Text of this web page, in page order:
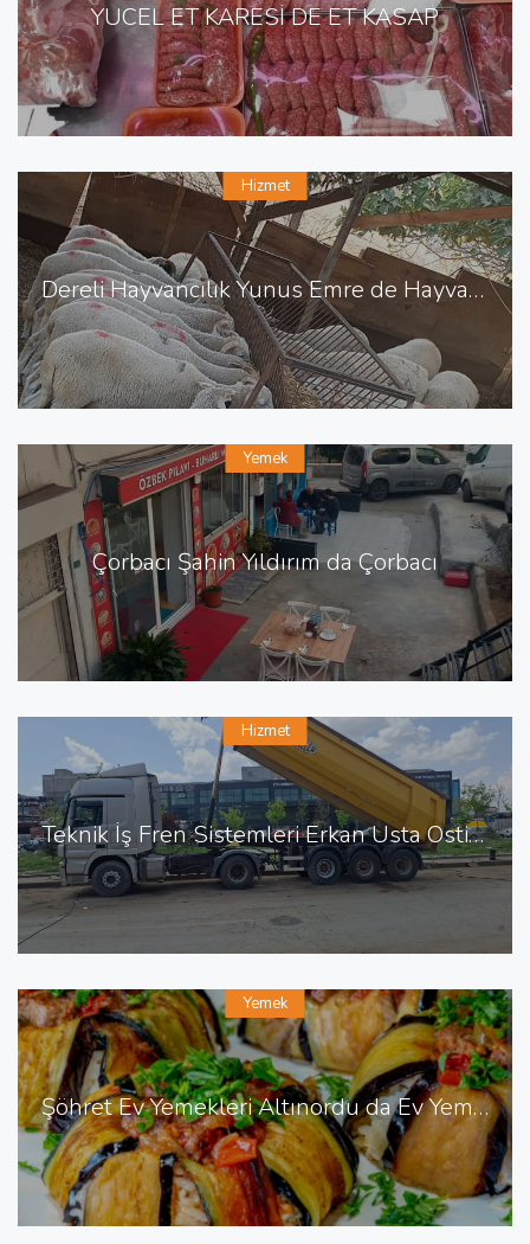
YÜCEL ET KARESİ DE ET KASAP
Dereli Hayvancılık Yunus Emre de Hayvancılık Besicilik
Hizmet
Çorbacı Şahin Yıldırım da Çorbacı
Yemek
Teknik İş Fren Sistemleri Erkan Usta Ostim de Fren Tamiri
Hizmet
Şöhret Ev Yemekleri Altınordu da Ev Yemekleri
Yemek